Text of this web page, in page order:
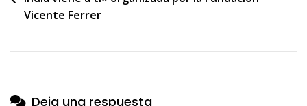
entradas
Vicente Ferrer
Deja una respuesta